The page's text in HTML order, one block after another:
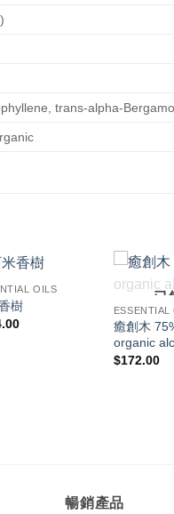
trans-alpha-
OILS
樹
已
ESSENTIAL
癒創木
organic
$172.00
暢銷產品